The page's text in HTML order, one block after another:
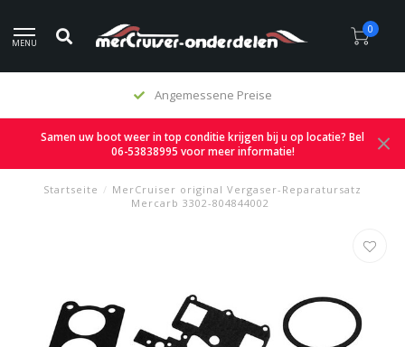
MENU
0
Angemessene Preise
Samen uw boot weer in top conditie krijgen bij u op locatie? Bel
06-53838995 voor meer informatie!
Startseite / MerCruiser original Vergaser-Reparatursatz
Mercarb 3302-804844002